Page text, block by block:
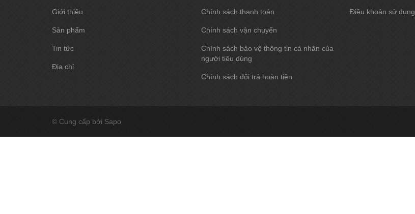
Giới thiệu
Sản phẩm
Tin tức
Địa chỉ
Chính sách thanh toán
Chính sách vận chuyển
Chính sách bảo vệ thông tin cá nhân của
người tiêu dùng
Chính sách đổi trả hoàn tiền
Điều khoản sử dụng
© Cung cấp bởi Sapo